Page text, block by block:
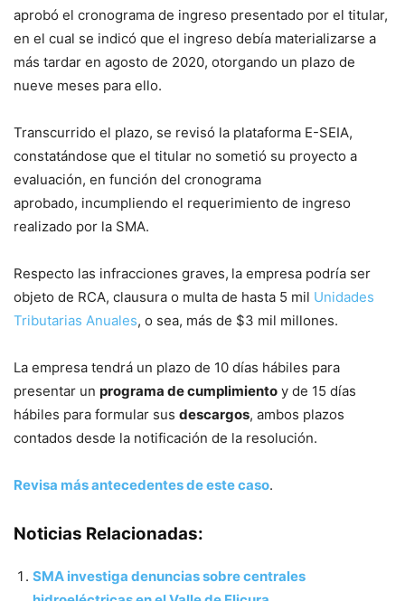
aprobó el cronograma de ingreso presentado por el titular,
en el cual se indicó que el ingreso debía materializarse a
más tardar en agosto de 2020, otorgando un plazo de
nueve meses para ello.
Transcurrido el plazo, se revisó la plataforma E-SEIA,
constatándose que el titular no sometió su proyecto a
evaluación, en función del cronograma
aprobado, incumpliendo el requerimiento de ingreso
realizado por la SMA.
Respecto las infracciones graves, la empresa podría ser
objeto de RCA, clausura o multa de hasta 5 mil Unidades
Tributarias Anuales, o sea, más de $3 mil millones.
La empresa tendrá un plazo de 10 días hábiles para
presentar un programa de cumplimiento y de 15 días
hábiles para formular sus descargos, ambos plazos
contados desde la notificación de la resolución.
Revisa más antecedentes de este caso.
Noticias Relacionadas:
SMA investiga denuncias sobre centrales